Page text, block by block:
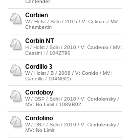
Contender
Corbien
W / Holst / Schi / 2015 / V: Colman / MV:
Chambertin
Corbin NT
H / Holst / Schi / 2010 / V: Cardenio / MV:
Cassini I / 104ZT90
Cordillo 3
W / Holst / B / 2008 / V: Corrido / MV:
Candillo / 104NG25
Cordoboy
W / DSP / Schi / 2018 / V: Cordolensky /
MV: No Limit / 108VR02
Cordolino
W / DSP / Schi / 2019 / V: Cordolensky /
MV: No Limit